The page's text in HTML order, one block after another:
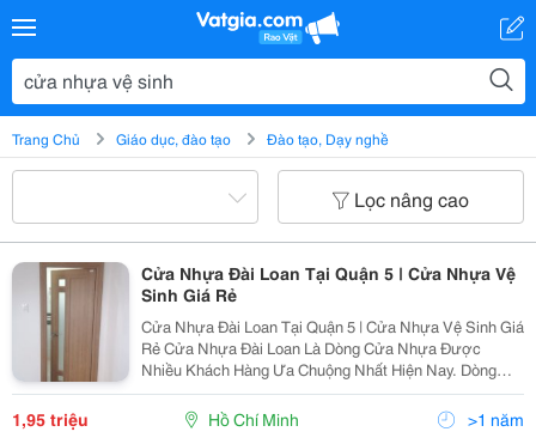
Trang Chủ Giáo dục, đào tạo Đào tạo, Dạy nghề
Lọc nâng cao
Cửa Nhựa Đài Loan Tại Quận 5 | Cửa Nhựa Vệ
Sinh Giá Rẻ
Cửa Nhựa Đài Loan Tại Quận 5 | Cửa Nhựa Vệ Sinh Giá
Rẻ Cửa Nhựa Đài Loan Là Dòng Cửa Nhựa Được
Nhiều Khách Hàng Ưa Chuộng Nhất Hiện Nay. Dòng
Cửa Này Vừa Có Độ Bền, Chống Nước, Chống Cong
Vênh Mà Giá Thành Lại Rẻ. Rất Nhiều Khách Hàng Lựa
Chọn Dòng...
1,95 triệu Hồ Chí Minh >1 năm